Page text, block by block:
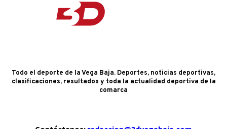
Todo el deporte de la Vega Baja. Deportes, noticias deportivas,
clasificaciones, resultados y toda la actualidad deportiva de la
comarca